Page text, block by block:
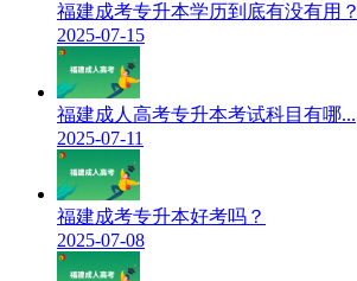
福建成考专升本学历到底有没有用？
2025-07-15
福建成人高考专升本考试科目有哪...
2025-07-11
福建成考专升本好考吗？
2025-07-08